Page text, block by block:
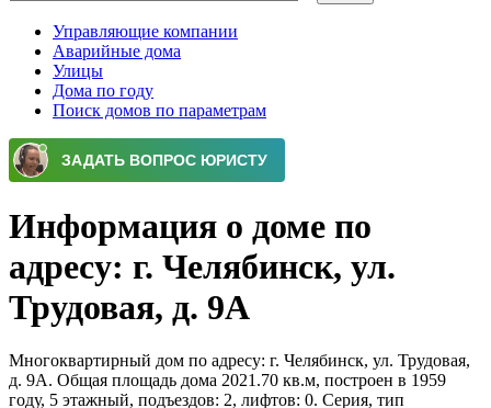
Главное меню
Управляющие компании
Аварийные дома
Улицы
Дома по году
Поиск домов по параметрам
Информация о доме по
адресу: г. Челябинск, ул.
Трудовая, д. 9А
Многоквартирный дом по адресу: г. Челябинск, ул. Трудовая,
д. 9А. Общая площадь дома 2021.70 кв.м, построен в 1959
году, 5 этажный, подъездов: 2, лифтов: 0. Серия, тип